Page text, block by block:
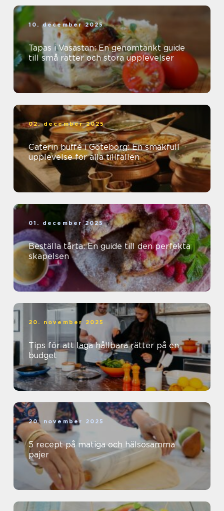
10. december 2025
Tapas i Vasastan: En genomtänkt guide
till små rätter och stora upplevelser
02. december 2025
Caterin buffé i Göteborg: En smakfull
upplevelse för alla tillfällen
01. december 2025
Beställa tårta: En guide till den perfekta
skapelsen
20. november 2025
Tips för att laga hållbara rätter på en
budget
20. november 2025
5 recept på matiga och hälsosamma
pajer